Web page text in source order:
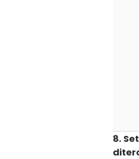
8.